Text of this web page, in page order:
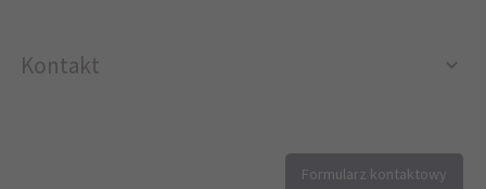
Kontakt
Formularz kontaktowy